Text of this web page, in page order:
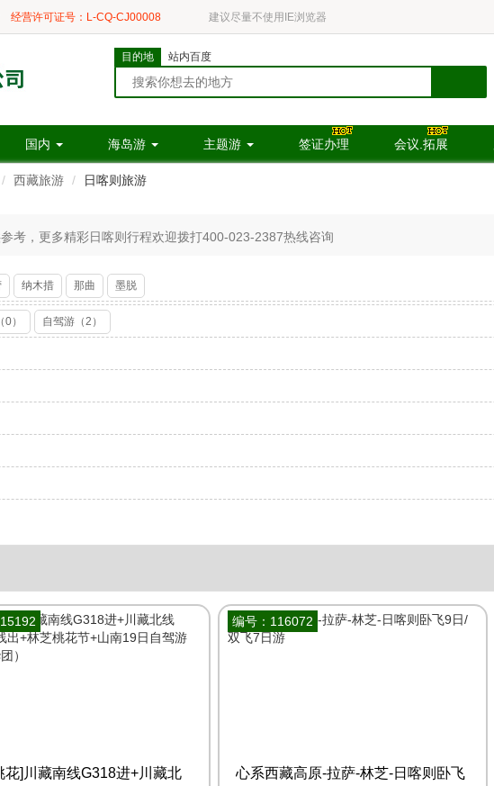
经营许可证号：L-CQ-CJ00008 建议尽量不使用IE浏览器
目的地 站内百度
国内 海岛游 主题游 签证办理 会议.拓展
西藏旅游 日喀则旅游
考，更多精彩日喀则行程欢迎拨打400-023-2387热线咨询
纳木措 那曲 墨脱
） 自驾游（2）
花]川藏南线G318进+川藏北
编号：116072
心系西藏高原-拉萨-林芝-日喀则卧飞